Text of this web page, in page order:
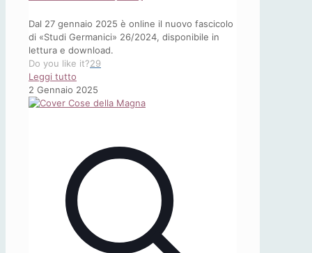
Dal 27 gennaio 2025 è online il nuovo fascicolo
di «Studi Germanici» 26/2024, disponibile in
lettura e download.
Do you like it?29
Leggi tutto
Studi
Germanici
2 Gennaio 2025